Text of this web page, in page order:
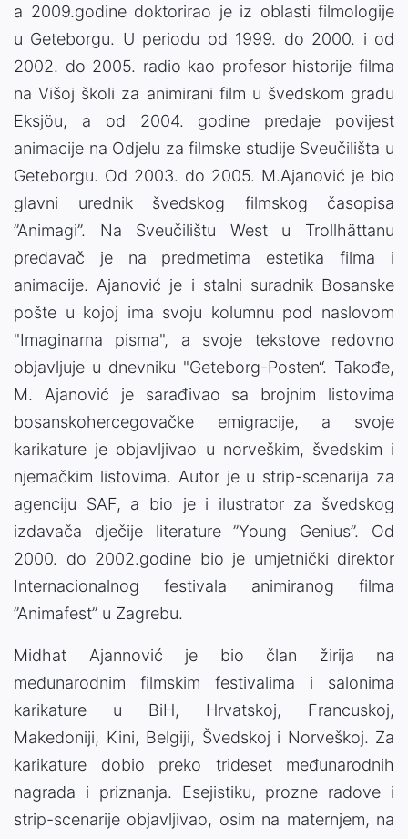
a 2009.godine doktorirao je iz oblasti filmologije
u Geteborgu. U periodu od 1999. do 2000. i od
2002. do 2005. radio kao profesor historije filma
na Višoj školi za animirani film u švedskom gradu
Eksjöu, a od 2004. godine predaje povijest
animacije na Odjelu za filmske studije Sveučilišta u
Geteborgu. Od 2003. do 2005. M.Ajanović je bio
glavni urednik švedskog filmskog časopisa
”Animagi”. Na Sveučilištu West u Trollhättanu
predavač je na predmetima estetika filma i
animacije. Ajanović je i stalni suradnik Bosanske
pošte u kojoj ima svoju kolumnu pod naslovom
"Imaginarna pisma", a svoje tekstove redovno
objavljuje u dnevniku "Geteborg-Posten“. Takođe,
M. Ajanović je sarađivao sa brojnim listovima
bosanskohercegovačke emigracije, a svoje
karikature je objavljivao u norveškim, švedskim i
njemačkim listovima. Autor je u strip-scenarija za
agenciju SAF, a bio je i ilustrator za švedskog
izdavača dječije literature ”Young Genius”. Od
2000. do 2002.godine bio je umjetnički direktor
Internacionalnog festivala animiranog filma
”Animafest” u Zagrebu.
Midhat Ajannović je bio član žirija na
međunarodnim filmskim festivalima i salonima
karikature u BiH, Hrvatskoj, Francuskoj,
Makedoniji, Kini, Belgiji, Švedskoj i Norveškoj. Za
karikature dobio preko trideset međunarodnih
nagrada i priznanja. Esejistiku, prozne radove i
strip-scenarije objavljivao, osim na maternjem, na